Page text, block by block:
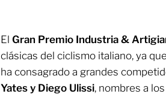
El Gran Premio Industria &
clásicas del ciclismo italiano, ya
ha consagrado a grandes
Yates y Diego Ulissi, nombres a